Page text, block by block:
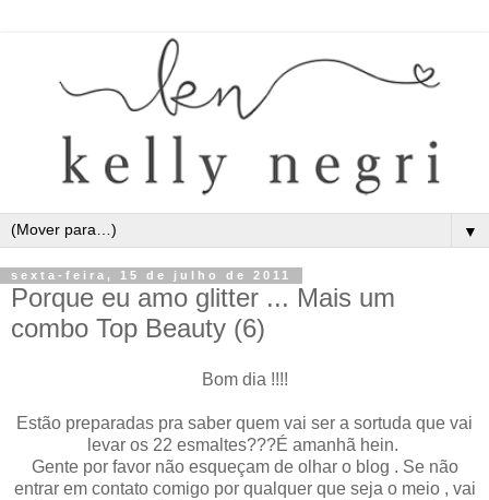
▼
sexta-feira, 15 de julho de 2011
Porque eu amo glitter ... Mais um
combo Top Beauty (6)
Bom dia !!!!
Estão preparadas pra saber quem vai ser a sortuda que vai
levar os 22 esmaltes???É amanhã hein.
Gente por favor não esqueçam de olhar o blog . Se não
entrar em contato comigo por qualquer que seja o meio , vai